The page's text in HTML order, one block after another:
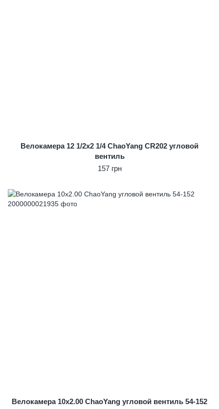
Велокамера 12 1/2x2 1/4 ChaoYang CR202 угловой
вентиль
157 грн
Велокамера 10x2.00 ChaoYang угловой вентиль 54-152